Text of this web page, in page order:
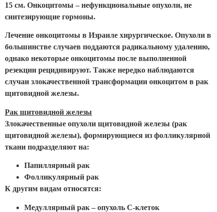
15 см. Онкоцитомы – нефункциональные опухоли, не
синтезирующие гормоны.
Лечение онкоцитомы в Израиле хирургическое. Опухоли в
большинстве случаев поддаются радикальному удалению,
однако некоторые онкоцитомы после выполненной
резекции рецидивируют. Также нередко наблюдаются
случаи злокачественной трансформации онкоцитом в рак
щитовидной железы.
Рак щитовидной железы
Злокачественные опухоли щитовидной железы (рак
щитовидной железы), формирующиеся из фолликулярной
ткани подразделяют на:
Папиллярный рак
Фолликулярный рак
К другим видам относятся:
Медуллярный рак – опухоль С-клеток